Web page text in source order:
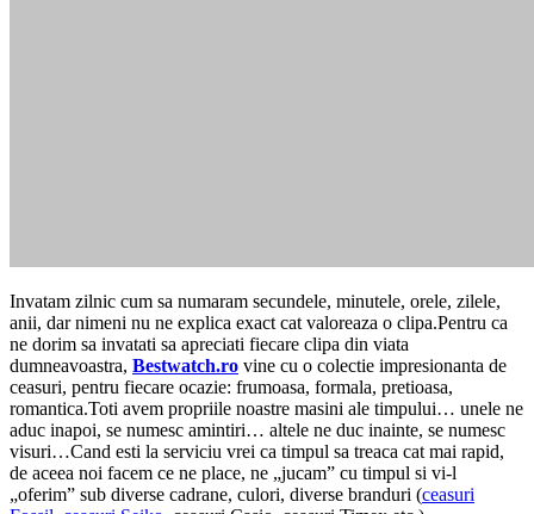
Invatam zilnic cum sa numaram secundele, minutele, orele, zilele,
anii, dar nimeni nu ne explica exact cat valoreaza o clipa.Pentru ca
ne dorim sa invatati sa apreciati fiecare clipa din viata
dumneavoastra, Bestwatch.ro vine cu o colectie impresionanta de
ceasuri, pentru fiecare ocazie: frumoasa, formala, pretioasa,
romantica.Toti avem propriile noastre masini ale timpului… unele ne
aduc inapoi, se numesc amintiri… altele ne duc inainte, se numesc
visuri…Cand esti la serviciu vrei ca timpul sa treaca cat mai rapid,
de aceea noi facem ce ne place, ne „jucam” cu timpul si vi-l
„oferim” sub diverse cadrane, culori, diverse branduri (ceasuri